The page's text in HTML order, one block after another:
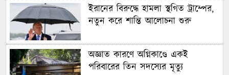
ইরানের বিরুদ্ধে হামলা স্থগিত ট্রাম্পের,
নতুন করে শান্তি আলোচনা শুরু
অজ্ঞাত কারণে অগ্নিকাণ্ডে একই
পরিবারের তিন সদস্যের মৃত্যু